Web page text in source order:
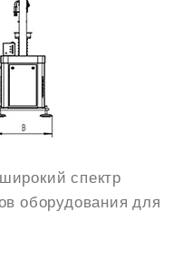
спектр
оборудования для